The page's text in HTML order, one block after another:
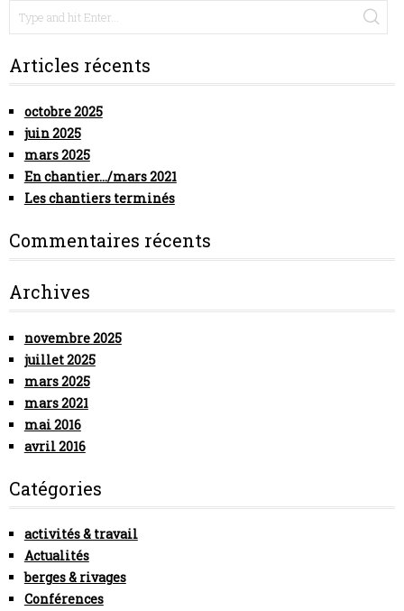
Articles récents
octobre 2025
juin 2025
mars 2025
En chantier…/mars 2021
Les chantiers terminés
Commentaires récents
Archives
novembre 2025
juillet 2025
mars 2025
mars 2021
mai 2016
avril 2016
Catégories
activités & travail
Actualités
berges & rivages
Conférences